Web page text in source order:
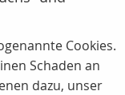
Cookies.
Schaden an
dazu, unser